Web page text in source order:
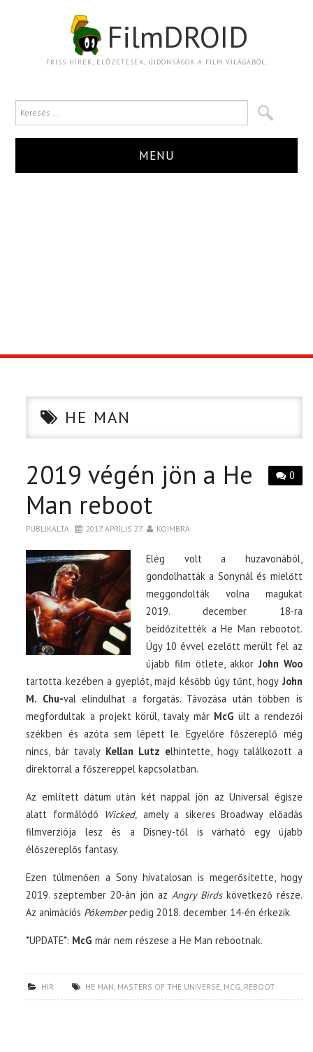
FilmDROID
FRISS HÍREK, ELŐZETESEK, ÚJDONSÁGOK A FILM VILÁGÁBÓL.
MENU
CIKK
PÓLÓ RENDELÉS
HE MAN
0
2019 végén jön a He
Man reboot
PUBLIKÁLTA 2017. ÁPRILIS 27. KOIMBRA
Elég volt a huzavonából,
gondolhatták a Sonynál és mielőtt
meggondolták volna magukat
2019. december 18-ra
beidőzítették a He Man rebootot.
Úgy 10 évvel ezelőtt merült fel az
újabb film ötlete, akkor John Woo
tartotta kezében a gyeplőt, majd később úgy tűnt, hogy John
M. Chu-val elindulhat a forgatás. Távozása után többen is
megfordultak a projekt körül, tavaly már McG ült a rendezői
székben és azóta sem lépett le. Egyelőre főszereplő még
nincs, bár tavaly Kellan Lutz elhintette, hogy találkozott a
direktorral a főszereppel kapcsolatban.
Az említett dátum után két nappal jön az Universal égisze
alatt formálódó Wicked, amely a sikeres Broadway előadás
filmverziója lesz és a Disney-től is várható egy újabb
élőszereplős fantasy.
Ezen túlmenően a Sony hivatalosan is megerősítette, hogy
2019. szeptember 20-án jön az Angry Birdskövetkező része.
Az animációs Pókemberpedig 2018. december 14-én érkezik.
*UPDATE*: McG már nem részese a He Man rebootnak.
HÍR HE MAN, MASTERS OF THE UNIVERSE, MCG, REBOOT